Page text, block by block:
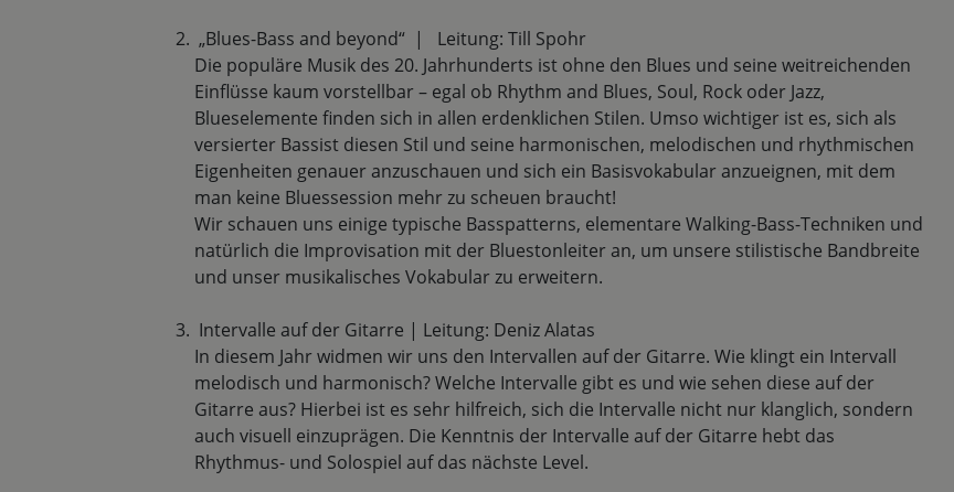
„Blues-Bass and beyond“ | Leitung: Till Spohr
Die populäre Musik des 20. Jahrhunderts ist ohne den Blues und seine weitreichenden
Einflüsse kaum vorstellbar – egal ob Rhythm and Blues, Soul, Rock oder Jazz,
Blueselemente finden sich in allen erdenklichen Stilen. Umso wichtiger ist es, sich als
versierter Bassist diesen Stil und seine harmonischen, melodischen und rhythmischen
Eigenheiten genauer anzuschauen und sich ein Basisvokabular anzueignen, mit dem
man keine Bluessession mehr zu scheuen braucht!
Wir schauen uns einige typische Basspatterns, elementare Walking-Bass-Techniken und
natürlich die Improvisation mit der Bluestonleiter an, um unsere stilistische Bandbreite
und unser musikalisches Vokabular zu erweitern.
Intervalle auf der Gitarre | Leitung: Deniz Alatas
In diesem Jahr widmen wir uns den Intervallen auf der Gitarre. Wie klingt ein Intervall
melodisch und harmonisch? Welche Intervalle gibt es und wie sehen diese auf der
Gitarre aus? Hierbei ist es sehr hilfreich, sich die Intervalle nicht nur klanglich, sondern
auch visuell einzuprägen. Die Kenntnis der Intervalle auf der Gitarre hebt das
Rhythmus- und Solospiel auf das nächste Level.